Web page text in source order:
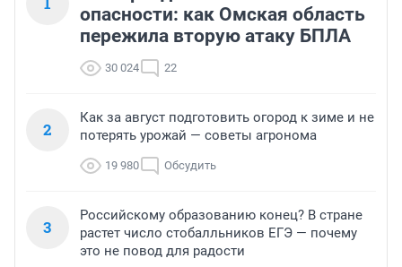
опасности: как Омская область
пережила вторую атаку БПЛА
30 024 22
2
Как за август подготовить огород к зиме и не
потерять урожай — советы агронома
19 980 Обсудить
3
Российскому образованию конец? В стране
растет число стобалльников ЕГЭ — почему
это не повод для радости